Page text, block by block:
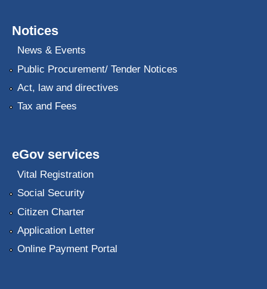
Notices
News & Events
Public Procurement/ Tender Notices
Act, law and directives
Tax and Fees
eGov services
Vital Registration
Social Security
Citizen Charter
Application Letter
Online Payment Portal